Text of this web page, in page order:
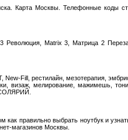
Карта Москвы. Телефонные коды
Matrix 3, Матрица 2
Fill, рестилайн, мезотерапия,
визаж, мелирование, мажимешь,
правильно выбрать ноутбук и
магазинов Москвы.